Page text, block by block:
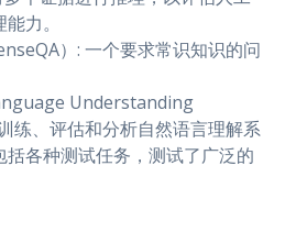
力。
）: 一个要求常识知识的问
Understanding
练、评估和分析自然语言理解系
各种测试任务，测试了广泛的